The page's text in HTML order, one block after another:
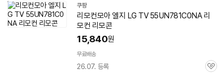
쿠팡
리모컨모아 엘지 LG TV55UN781C0NA리
모컨 리모콘
15,840원
무료배송
26.07. 등록
관